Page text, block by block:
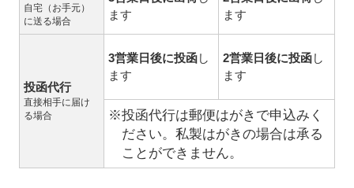
自宅（お手元）
に送る場合
ます
ます
投函代行
直接相手に届け
る場合
3営業日後に投函し
ます
2営業日後に投函し
ます
※投函代行は郵便はがきで申込みく
ださい。私製はがきの場合は承る
ことができません。